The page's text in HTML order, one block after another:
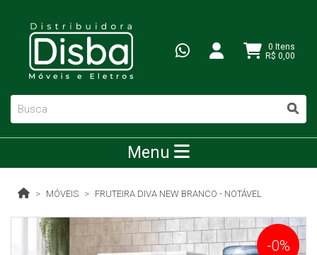
0 Itens
R$ 0,00
Menu
MÓVEIS FRUTEIRA DIVA NEW BRANCO - NOTÁVEL
-0%